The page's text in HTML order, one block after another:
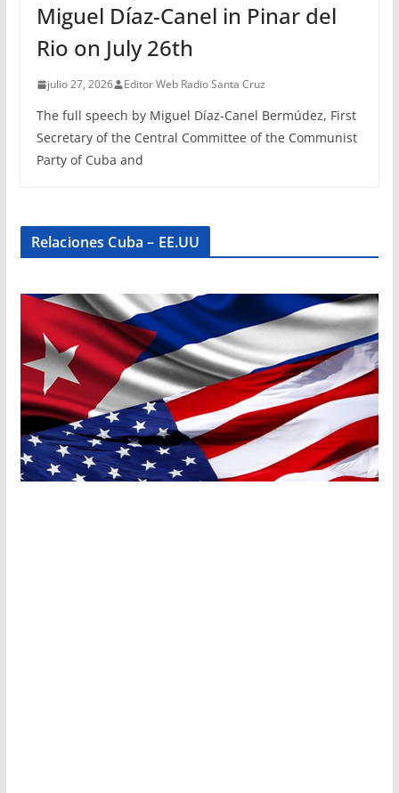
Miguel Díaz-Canel in Pinar del
Rio on July 26th
julio 27, 2026 Editor Web Radio Santa Cruz
The full speech by Miguel Díaz-Canel Bermúdez, First
Secretary of the Central Committee of the Communist
Party of Cuba and
Relaciones Cuba – EE.UU